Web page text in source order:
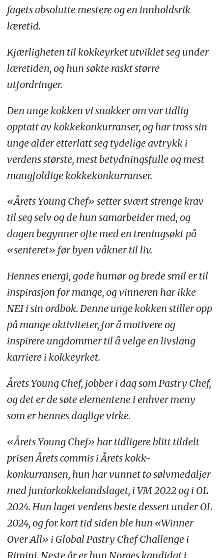
fagets absolutte mestere og en innholdsrik
læretid.
Kjærligheten til kokkeyrket utviklet seg under
læretiden, og hun søkte raskt større
utfordringer.
Den unge kokken vi snakker om var tidlig
opptatt av kokkekonkurranser, og har tross sin
unge alder etterlatt seg tydelige avtrykk i
verdens største, mest betydningsfulle og mest
mangfoldige kokkekonkurranser.
«Årets Young Chef» setter svært strenge krav
til seg selv og de hun samarbeider med, og
dagen begynner ofte med en treningsøkt på
«senteret» før byen våkner til liv.
Hennes energi, gode humør og brede smil er til
inspirasjon for mange, og vinneren har ikke
NEI i sin ordbok. Denne unge kokken stiller opp
på mange aktiviteter, for å motivere og
inspirere ungdommer til å velge en livslang
karriere i kokkeyrket.
Årets Young Chef, jobber i dag som Pastry Chef,
og det er de søte elementene i enhver meny
som er hennes daglige virke.
«Årets Young Chef» har tidligere blitt tildelt
prisen Årets commis i Årets kokk-
konkurransen, hun har vunnet to sølvmedaljer
med juniorkokkelandslaget, i VM 2022 og i OL
2024. Hun laget verdens beste dessert under OL
2024, og for kort tid siden ble hun «Winner
Over All» i Global Pastry Chef Challenge i
Rimini. Neste år er hun Norges kandidat i